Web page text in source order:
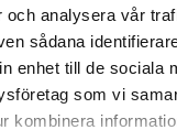
och analysera vår
sådana
enhet till de sociala
som vi
kombinera
bipacksedeln